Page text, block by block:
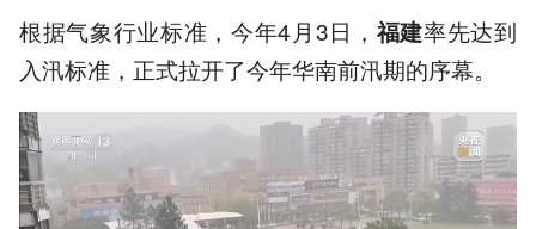
根据气象行业标准，今年4月3日，福建率先达到
入汛标准，正式拉开了今年华南前汛期的序幕。